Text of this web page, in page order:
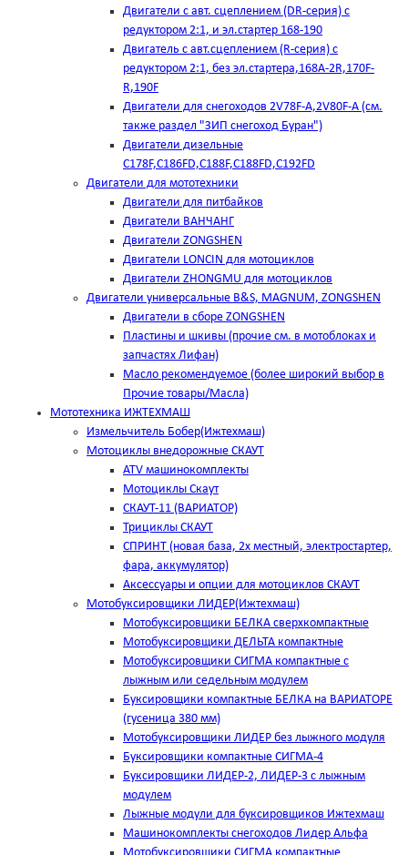
Двигатели с авт. сцеплением (DR-серия) с
редуктором 2:1, и эл.стартер 168-190
Двигатель с авт.сцеплением (R-серия) с
редуктором 2:1, без эл.стартера,168А-2R,170F-
R,190F
Двигатели для снегоходов 2V78F-A,2V80F-A (см.
также раздел "ЗИП снегоход Буран")
Двигатели дизельные
C178F,С186FD,C188F,C188FD,C192FD
Двигатели для мототехники
Двигатели для питбайков
Двигатели ВАНЧАНГ
Двигатели ZONGSHEN
Двигатели LONCIN для мотоциклов
Двигатели ZHONGMU для мотоциклов
Двигатели универсальные B&S, MAGNUM, ZONGSHEN
Двигатели в сборе ZONGSHEN
Пластины и шкивы (прочие см. в мотоблоках и
запчастях Лифан)
Масло рекомендуемое (более широкий выбор в
Прочие товары/Масла)
Мототехника ИЖТЕХМАШ
Измельчитель Бобер(Ижтехмаш)
Мотоциклы внедорожные СКАУТ
ATV машинокомплекты
Мотоциклы Скаут
СКАУТ-11 (ВАРИАТОР)
Трициклы СКАУТ
СПРИНТ (новая база, 2х местный, электростартер,
фара, аккумулятор)
Аксессуары и опции для мотоциклов СКАУТ
Мотобуксировщики ЛИДЕР(Ижтехмаш)
Мотобуксировщики БЕЛКА сверхкомпактные
Мотобуксировщики ДЕЛЬТА компактные
Мотобуксировщики СИГМА компактные с
лыжным или седельным модулем
Буксировщики компактные БЕЛКА на ВАРИАТОРЕ
(гусеница 380 мм)
Мотобуксировщики ЛИДЕР без лыжного модуля
Буксировщики компактные СИГМА-4
Буксировщики ЛИДЕР-2, ЛИДЕР-3 c лыжным
модулем
Лыжные модули для буксировщиков Ижтехмаш
Машинокомплекты снегоходов Лидер Альфа